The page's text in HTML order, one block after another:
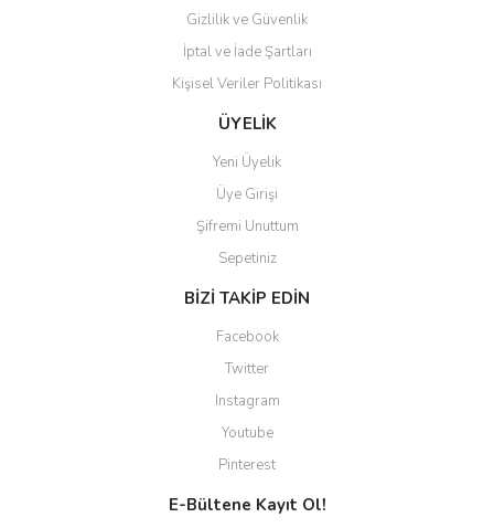
Gönder
Gizlilik ve Güvenlik
İptal ve İade Şartları
Kişisel Veriler Politikası
ÜYELİK
Yeni Üyelik
Üye Girişi
Şifremi Unuttum
Sepetiniz
BİZİ TAKİP EDİN
Facebook
Twitter
Instagram
Youtube
Pinterest
E-Bültene Kayıt Ol!